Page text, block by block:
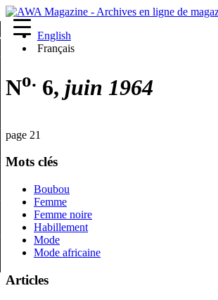
English
Français
No. 6, juin 1964
page 21
Mots clés
Boubou
Femme
Femme noire
Habillement
Mode
Mode africaine
Articles